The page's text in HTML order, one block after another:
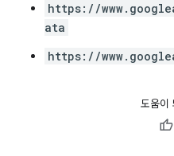
https://
ata
https://
도움이